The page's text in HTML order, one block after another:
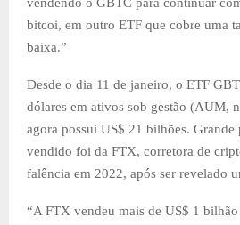
vendendo o GBTC para continuar
bitcoi, em outro ETF que cobre uma
baixa.”
Desde o dia 11 de janeiro, o ETF
dólares em ativos sob gestão (AUM,
agora possui US$ 21 bilhões. Grande
vendido foi da FTX, corretora de
falência em 2022, após ser revelado
“A FTX vendeu mais de US$ 1